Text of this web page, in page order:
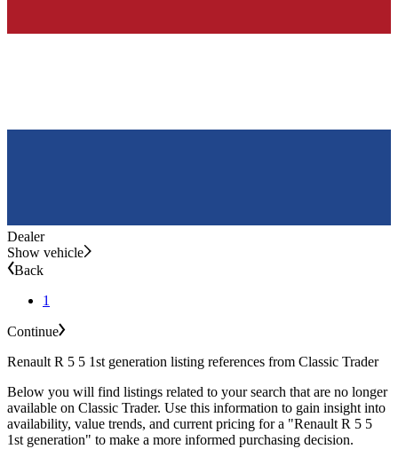
Dealer
Show vehicle
Back
1
Continue
Renault R 5 5 1st generation listing references from Classic Trader
Below you will find listings related to your search that are no longer
available on Classic Trader. Use this information to gain insight into
availability, value trends, and current pricing for a "Renault R 5 5
1st generation" to make a more informed purchasing decision.